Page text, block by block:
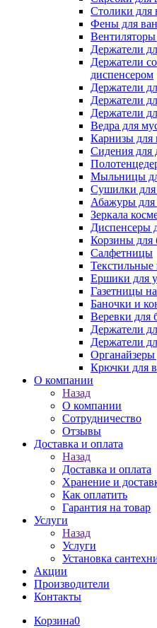
Столики для
Фены для
Держатели
Держатели
диспенсером
Держатели
Держатели
Держатели
Ведра для
Карнизы для
Сидения для
Мыльницы
Сушилки для
Абажуры для
Зеркала
Диспенсеры
Корзины для
Салфетницы
Ершики для
Газетницы
Баночки и
Веревки для
Держатели
Держатели
Органайзеры
Крючки для
О компании
Назад
О компании
Сотрудничество
Отзывы
Доставка и оплата
Назад
Доставка и оплата
Хранение и
Как оплатить
Гарантия на товар
Услуги
Назад
Услуги
Установка
Акции
Производители
Контакты
Корзина0